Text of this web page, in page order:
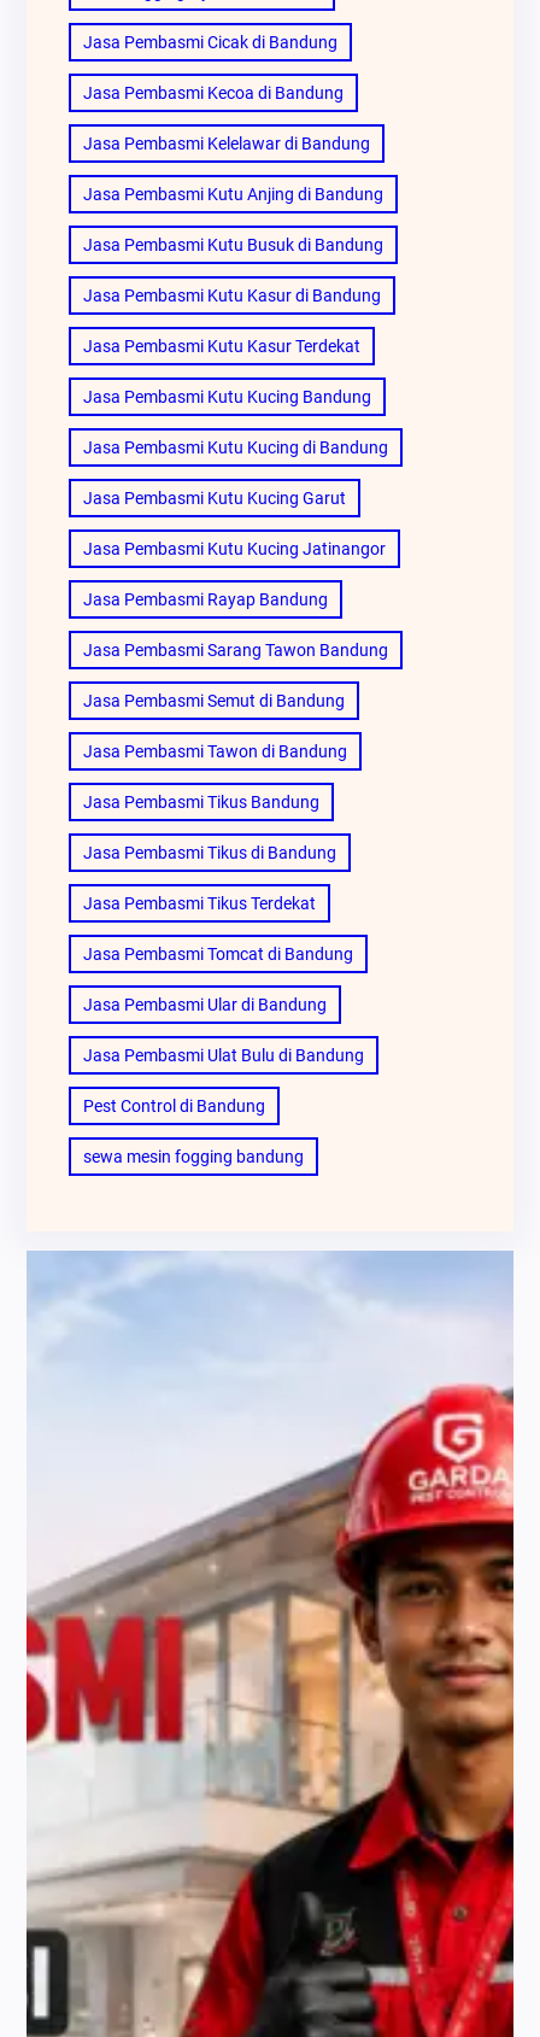
Jasa Pembasmi Cicak di Bandung
Jasa Pembasmi Kecoa di Bandung
Jasa Pembasmi Kelelawar di Bandung
Jasa Pembasmi Kutu Anjing di Bandung
Jasa Pembasmi Kutu Busuk di Bandung
Jasa Pembasmi Kutu Kasur di Bandung
Jasa Pembasmi Kutu Kasur Terdekat
Jasa Pembasmi Kutu Kucing Bandung
Jasa Pembasmi Kutu Kucing di Bandung
Jasa Pembasmi Kutu Kucing Garut
Jasa Pembasmi Kutu Kucing Jatinangor
Jasa Pembasmi Rayap Bandung
Jasa Pembasmi Sarang Tawon Bandung
Jasa Pembasmi Semut di Bandung
Jasa Pembasmi Tawon di Bandung
Jasa Pembasmi Tikus Bandung
Jasa Pembasmi Tikus di Bandung
Jasa Pembasmi Tikus Terdekat
Jasa Pembasmi Tomcat di Bandung
Jasa Pembasmi Ular di Bandung
Jasa Pembasmi Ulat Bulu di Bandung
Pest Control di Bandung
sewa mesin fogging bandung